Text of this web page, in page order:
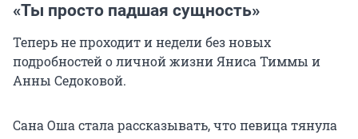
«Ты просто падшая сущность»
Теперь не проходит и недели без новых
подробностей о личной жизни Яниса Тиммы и
Анны Седоковой.
Сана Оша стала рассказывать, что певица тянула